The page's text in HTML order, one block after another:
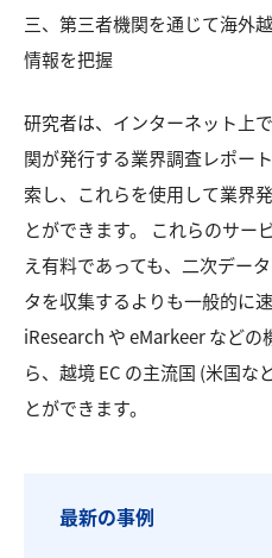
三、第三者機関を通じて海外
情報を把握
研究者は、インターネット上
関が発行する業界調査レポー
索し、これらを使用して業界
とができます。 これらのサー
え有料であっても、二次デー
タを収集するよりも一般的に
iResearch や eMarkeer など
ら、越境 EC の主流国 (米国な
とができます。
最新の事例